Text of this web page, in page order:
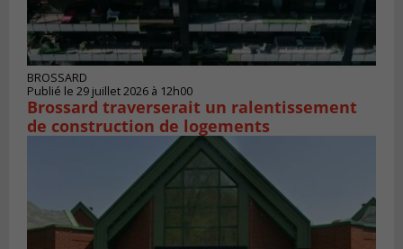
BROSSARD
Publié le 29 juillet 2026 à 12h00
Brossard traverserait un ralentissement
de construction de logements